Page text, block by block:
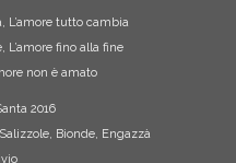
L’amore tutto cambia
L’amore fino alla fine
non è amato
2016
Bionde, Engazzà